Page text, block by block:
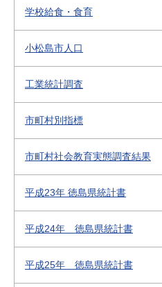
学校給食・食育
小松島市人口
工業統計調査
市町村別指標
市町村社会教育実態調査結果
平成23年 徳島県統計書
平成24年 徳島県統計書
平成25年 徳島県統計書